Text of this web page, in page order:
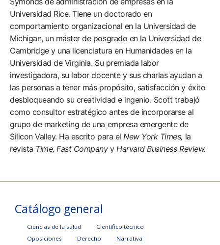
Universidad Rice. Tiene un doctorado en
comportamiento organizacional en la Universidad de
Michigan, un máster de posgrado en la Universidad de
Cambridge y una licenciatura en Humanidades en la
Universidad de Virginia. Su premiada labor
investigadora, su labor docente y sus charlas ayudan a
las personas a tener más propósito, satisfacción y éxito
desbloqueando su creatividad e ingenio. Scott trabajó
como consultor estratégico antes de incorporarse al
grupo de marketing de una empresa emergente de
Silicon Valley. Ha escrito para el New York Times, la
revista Time, Fast Company y Harvard Business Review.
Catálogo general
Ciencias de la salud
Científico técnico
Oposiciones
Derecho
Narrativa